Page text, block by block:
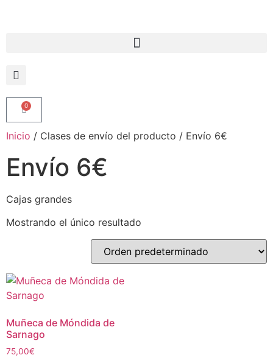
0
Inicio / Clases de envío del producto / Envío 6€
Envío 6€
Cajas grandes
Mostrando el único resultado
Muñeca de Móndida de
Sarnago
75,00€